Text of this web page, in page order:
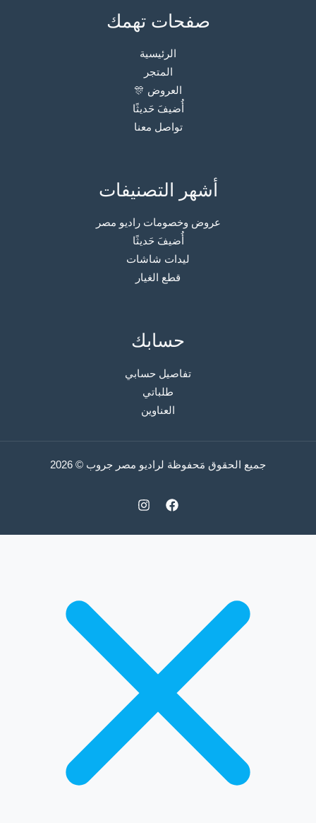
صفحات تهمك
الرئيسية
المتجر
العروض 🎊
أُضيفَ حَديثًا
تواصل معنا
أشهر التصنيفات
عروض وخصومات راديو مصر
أُضيفَ حَديثًا
ليدات شاشات
قطع الغيار
حسابك
تفاصيل حسابي
طلباتي
العناوين
جميع الحقوق مَحفوظة لراديو مصر جروب © 2026